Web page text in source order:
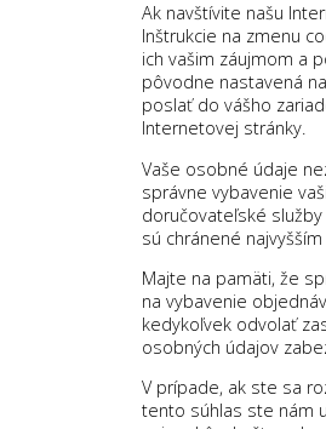
Ak navštívite našu
Inštrukcie na zmenu
ich vašim záujmom a
pôvodne nastavená
poslať do vášho
Internetovej stránky.
Vaše osobné údaje
správne vybavenie
doručovateľské
sú chránené
Majte na pamäti, že
na vybavenie
kedykoľvek odvolať
osobných údajov
V prípade, ak ste sa
tento súhlas ste nám